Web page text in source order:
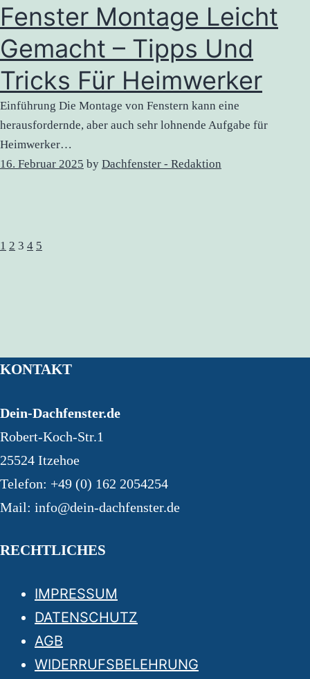
Fenster Montage Leicht
Gemacht – Tipps Und
Tricks Für Heimwerker
Einführung Die Montage von Fenstern kann eine
herausfordernde, aber auch sehr lohnende Aufgabe für
Heimwerker…
16. Februar 2025 by Dachfenster - Redaktion
1 2 3 4 5
KONTAKT
Dein-Dachfenster.de
Robert-Koch-Str.1
25524 Itzehoe
Telefon: +49 (0) 162 2054254
Mail: info@dein-dachfenster.de
RECHTLICHES
IMPRESSUM
DATENSCHUTZ
AGB
WIDERRUFSBELEHRUNG